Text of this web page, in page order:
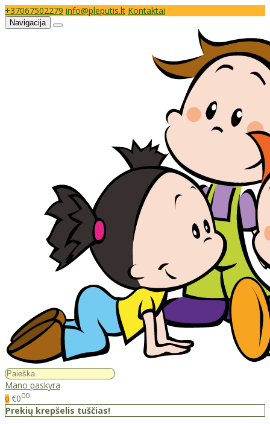
+37067502279 info@pleputis.lt Kontaktai
Navigacija
Mano paskyra
0 €000
Prekių krepšelis tuščias!